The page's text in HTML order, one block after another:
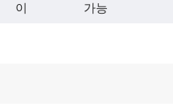
이
가능